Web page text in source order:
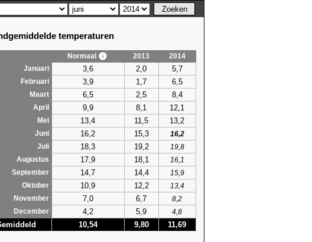
temperaturen
Normaal 2013
2014
Januari
3,6 2,0 5,7
Februari 3,9 1,7 6,5
Maart 6,5 2,5 8,4
April 9,9 8,1 12,1
Mei 13,4 11,5 13,2
Juni 16,2 15,3
16,2
Juli
18,3 19,2
19,8
Augustus
17,9 18,1
16,1
September
14,7 14,4
15,9
Oktober
10,9 12,2
13,4
November
7,0 6,7
8,2
December
4,2 5,9 4,8
10,54 9,80 11,69